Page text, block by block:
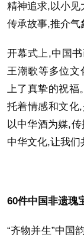
精神追求,以小见
传承故事,推介气
开幕式上,中国
王潮歌等多位文
上了真挚的祝福
托着情感和文化
以中华酒为媒,
中华文化,让我们
60件中国非遗瑰
“齐物并生”中国